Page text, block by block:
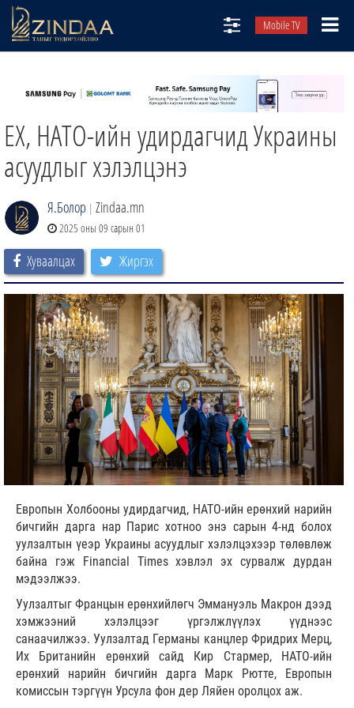
Mobile TV
ТВ8
ӨГЛӨӨНИЙ СОНИН
АУДИО ЗОХИОЛ
ЗИНДАА СЭТГҮҮЛ
ЕХ, НАТО-ийн удирдагчид Украины
асуудлыг хэлэлцэнэ
Я.Болор | Zindaa.mn
2025 оны 09 сарын 01
Хуваалцах Жиргэх
Европын Холбооны удирдагчид, НАТО-ийн ерөнхий нарийн
бичгийн дарга нар Парис хотноо энэ сарын 4-нд болох
уулзалтын үеэр Украины асуудлыг хэлэлцэхээр төлөвлөж
байна гэж Financial Times хэвлэл эх сурвалж дурдан
мэдээлжээ.
Уулзалтыг Францын ерөнхийлөгч Эммануэль Макрон дээд
хэмжээний хэлэлцээг үргэлжлүүлэх үүднээс
санаачилжээ. Уулзалтад Германы канцлер Фридрих Мерц,
Их Британийн ерөнхий сайд Кир Стармер, НАТО-ийн
ерөнхий нарийн бичгийн дарга Марк Рютте, Европын
комиссын тэргүүн Урсула фон дер Ляйен оролцох аж.